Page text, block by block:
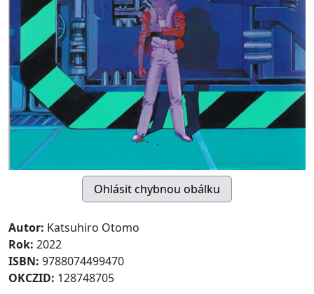
Autor: Katsuhiro Otomo
Rok: 2022
ISBN: 9788074499470
OKCZID: 128748705